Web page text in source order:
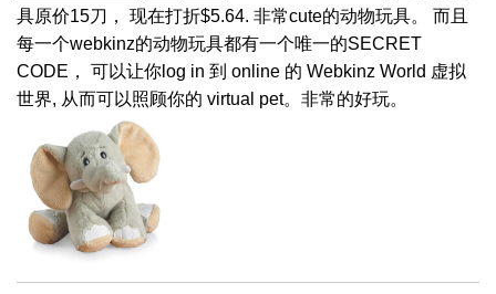
具原价15刀， 现在打折$5.64. 非常cute的动物玩具。 而且
每一个webkinz的动物玩具都有一个唯一的SECRET
CODE， 可以让你log in 到 online 的 Webkinz World 虚拟
世界, 从而可以照顾你的 virtual pet。非常的好玩。